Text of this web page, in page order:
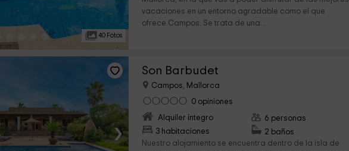
40 Fotos
vacaciones en un entorno agradable como el que
ofrece Campos. Se trata de una...
›
Son Barbudet
Campos, Mallorca
0 opiniones
Alquiler íntegro
3 habitaciones
6 personas
2 baños
Nuestro alojamiento se encuentra dentro de la isla de